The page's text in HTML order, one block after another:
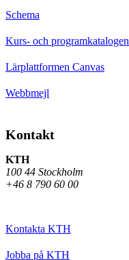
Schema
Kurs- och programkatalogen
Lärplattformen Canvas
Webbmejl
Kontakt
KTH
100 44 Stockholm
+46 8 790 60 00
Kontakta KTH
Jobba på KTH